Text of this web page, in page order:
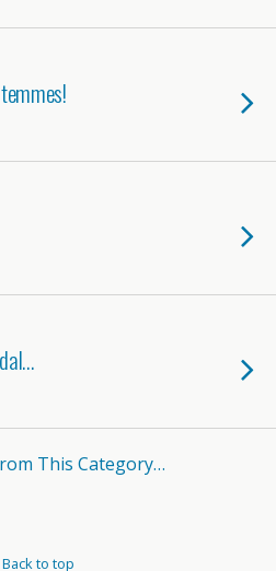
This Category…
Back to top